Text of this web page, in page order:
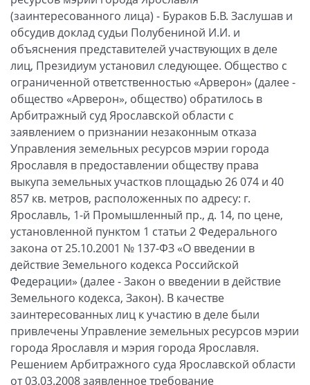
(заинтересованного лица) - Бураков Б.В. Заслушав и
обсудив доклад судьи Полубениной И.И. и
объяснения представителей участвующих в деле
лиц, Президиум установил следующее. Общество с
ограниченной ответственностью «Арверон» (далее -
общество «Арверон», общество) обратилось в
Арбитражный суд Ярославской области с
заявлением о признании незаконным отказа
Управления земельных ресурсов мэрии города
Ярославля в предоставлении обществу права
выкупа земельных участков площадью 26 074 и 40
857 кв. метров, расположенных по адресу: г.
Ярославль, 1-й Промышленный пр., д. 14, по цене,
установленной пунктом 1 статьи 2 Федерального
закона от 25.10.2001 № 137-ФЗ «О введении в
действие Земельного кодекса Российской
Федерации» (далее - Закон о введении в действие
Земельного кодекса, Закон). В качестве
заинтересованных лиц к участию в деле были
привлечены Управление земельных ресурсов мэрии
города Ярославля и мэрия города Ярославля.
Решением Арбитражного суда Ярославской области
от 03.03.2008 заявленное требование